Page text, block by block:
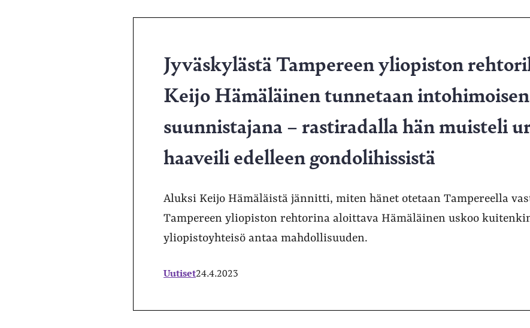
Jyväskylästä Tampereen yliopiston
Keijo Hämäläinen tunnetaan
suunnistajana – rastiradalla hän muisteli
haaveili edelleen gondolihissistä
Aluksi Keijo Hämäläistä jännitti, miten hänet otetaan Tampereella
Tampereen yliopiston rehtorina aloittava Hämäläinen uskoo
yliopistoyhteisö antaa mahdollisuuden.
Uutiset24.4.2023